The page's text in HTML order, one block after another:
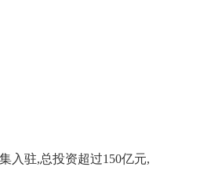
入驻,总投资超过150亿元,